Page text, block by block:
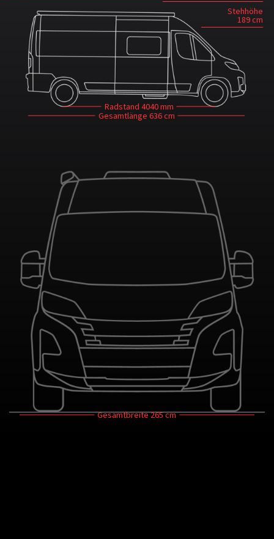
Stehhöhe
189 cm
Radstand 4040 mm
Gesamtlänge 636 cm
Gesamtbreite265 cm